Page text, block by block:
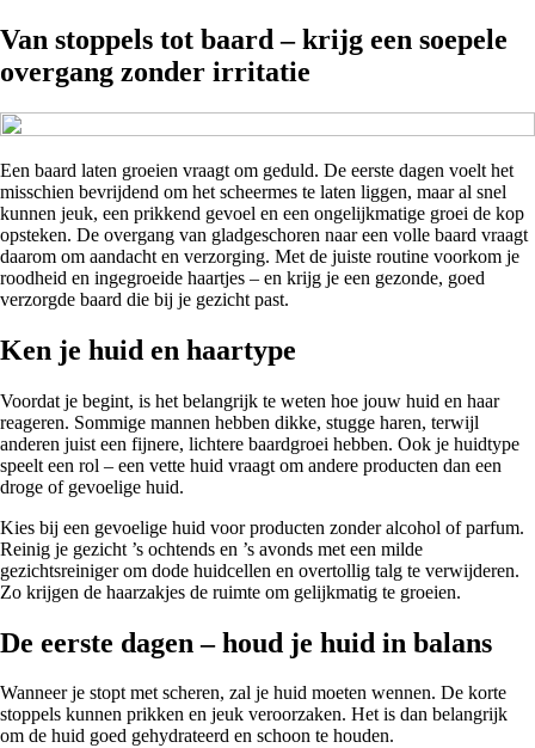
Van stoppels tot baard – krijg een soepele
overgang zonder irritatie
Een baard laten groeien vraagt om geduld. De eerste dagen voelt het
misschien bevrijdend om het scheermes te laten liggen, maar al snel
kunnen jeuk, een prikkend gevoel en een ongelijkmatige groei de kop
opsteken. De overgang van gladgeschoren naar een volle baard vraagt
daarom om aandacht en verzorging. Met de juiste routine voorkom je
roodheid en ingegroeide haartjes – en krijg je een gezonde, goed
verzorgde baard die bij je gezicht past.
Ken je huid en haartype
Voordat je begint, is het belangrijk te weten hoe jouw huid en haar
reageren. Sommige mannen hebben dikke, stugge haren, terwijl
anderen juist een fijnere, lichtere baardgroei hebben. Ook je huidtype
speelt een rol – een vette huid vraagt om andere producten dan een
droge of gevoelige huid.
Kies bij een gevoelige huid voor producten zonder alcohol of parfum.
Reinig je gezicht ’s ochtends en ’s avonds met een milde
gezichtsreiniger om dode huidcellen en overtollig talg te verwijderen.
Zo krijgen de haarzakjes de ruimte om gelijkmatig te groeien.
De eerste dagen – houd je huid in balans
Wanneer je stopt met scheren, zal je huid moeten wennen. De korte
stoppels kunnen prikken en jeuk veroorzaken. Het is dan belangrijk
om de huid goed gehydrateerd en schoon te houden.